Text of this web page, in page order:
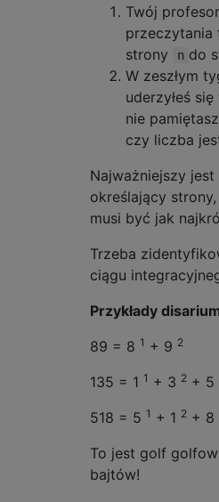
Twój
przeczytania
strony
n do
W zeszłym
uderzyłeś
nie
czy liczba
Najważniejszy
określający
musi być jak
Trzeba
ciągu
Przykłady
89 = 8 1 + 9 2
135 = 1 1 + 3 2 + 5
518 = 5 1 + 1 2 + 8
To jest golf
bajtów!